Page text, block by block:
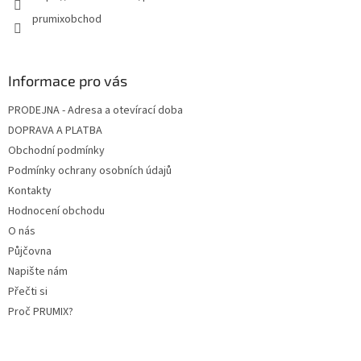
prumixobchod
Informace pro vás
PRODEJNA - Adresa a otevírací doba
DOPRAVA A PLATBA
Obchodní podmínky
Podmínky ochrany osobních údajů
Kontakty
Hodnocení obchodu
O nás
Půjčovna
Napište nám
Přečti si
Proč PRUMIX?